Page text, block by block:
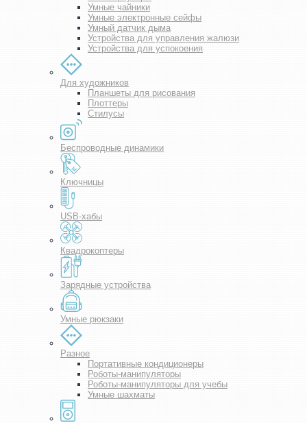
Умные чайники
Умные электронные сейфы
Умный датчик дыма
Устройства для управления жалюзи
Устройства для успокоения
Для художников
Планшеты для рисования
Плоттеры
Стилусы
Беспроводные динамики
Ключницы
USB-хабы
Квадрокоптеры
Зарядные устройства
Умные рюкзаки
Разное
Портативные кондиционеры
Роботы-манипуляторы
Роботы-манипуляторы для учебы
Умные шахматы